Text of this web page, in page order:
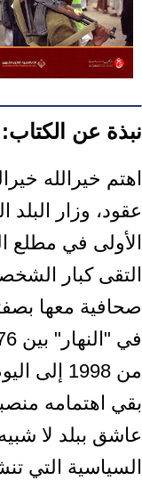
نبذة عن الكتاب:
اهتم خيرالله
عقود، وزار
الأولى في مطلع العام
التقى كبار
صحافية معها
من 1998 إلى اليوم.
بقي اهتمامه
عاشق ببلد لا
السياسية التي